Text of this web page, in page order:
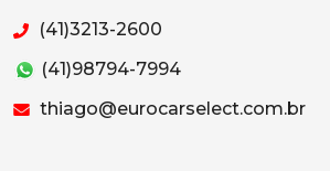
(41)3213-2600
(41)98794-7994
thiago@eurocarselect.com.br